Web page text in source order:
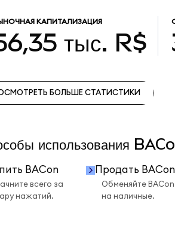
КАПИТАЛИЗАЦИЯ
тыс. R$
БОЛЬШЕ СТАТИСТИКИ
использования
BACon
всего за
нажатий.
Продать BACon
Обменяйте BACon
на наличные.